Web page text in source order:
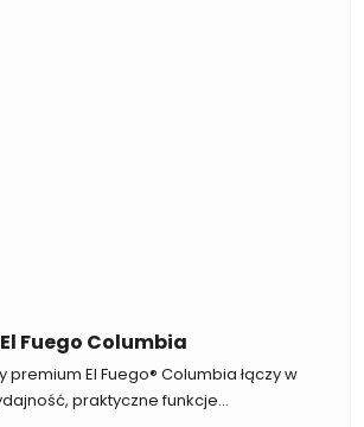
Fuego Columbia
premium El Fuego® Columbia łączy w
praktyczne funkcje...